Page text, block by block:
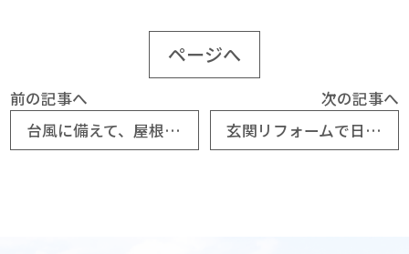
ページへ
前の記事へ
台風に備えて、屋根リフォーム Vol2
次の記事へ
玄関リフォームで日常が嬉しくなる